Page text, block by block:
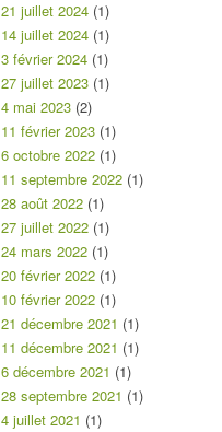
21 juillet 2024 (1)
14 juillet 2024 (1)
3 février 2024 (1)
27 juillet 2023 (1)
4 mai 2023 (2)
11 février 2023 (1)
6 octobre 2022 (1)
11 septembre 2022 (1)
28 août 2022 (1)
27 juillet 2022 (1)
24 mars 2022 (1)
20 février 2022 (1)
10 février 2022 (1)
21 décembre 2021 (1)
11 décembre 2021 (1)
6 décembre 2021 (1)
28 septembre 2021 (1)
4 juillet 2021 (1)